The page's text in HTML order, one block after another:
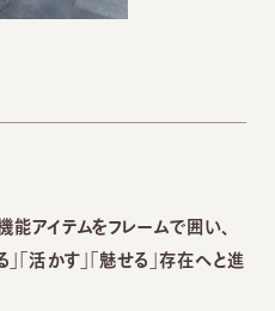
アイテムをフレームで囲い、
「活かす」「魅せる」存在へと進